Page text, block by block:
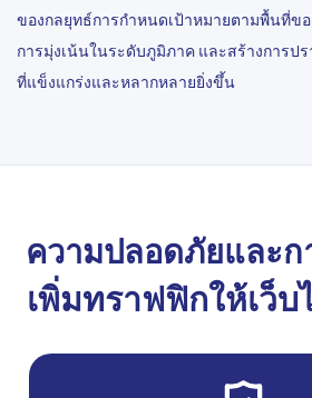
ของกลยุทธ์การกำหนดเป้าหมายตามพื้นที่ข
การมุ่งเน้นในระดับภูมิภาค และสร้างการป
ที่แข็งแกร่งและหลากหลายยิ่งขึ้น
ความปลอดภัยและก
เพิ่มทราฟฟิกให้เว็